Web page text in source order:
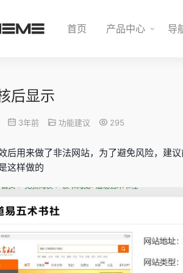
首页 产品中心 导
后显示
3年前 功能建议 295
后用来做了非法网站，为了避免风险，建
这样做的